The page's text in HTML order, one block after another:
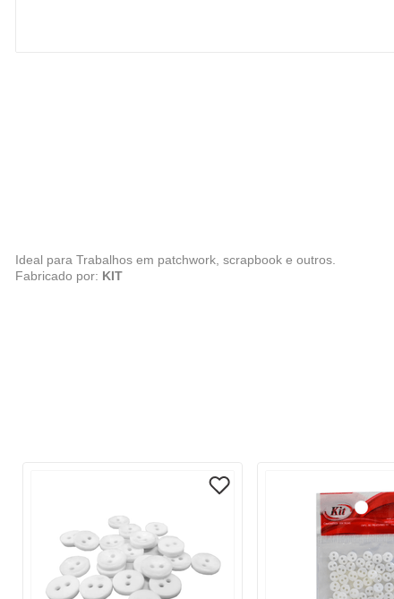
Ideal para Trabalhos em patchwork, scrapbook e outros.
Fabricado por: KIT